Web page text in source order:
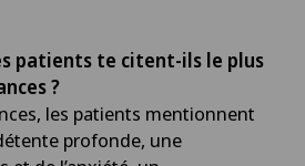
patients te citent-ils le plus
?
les patients mentionnent
profonde, une